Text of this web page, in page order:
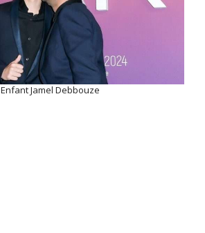
Enfant Jamel Debbouze